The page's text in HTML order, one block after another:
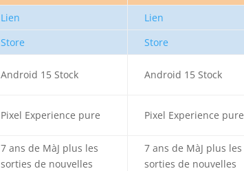
Lien
Lien
Store
Store
Android 15 Stock Android 15 Stock
Pixel Experience pure Pixel Experience pure
7 ans de MàJ plus les
sorties de nouvelles
7 ans de MàJ plus les
sorties de nouvelles